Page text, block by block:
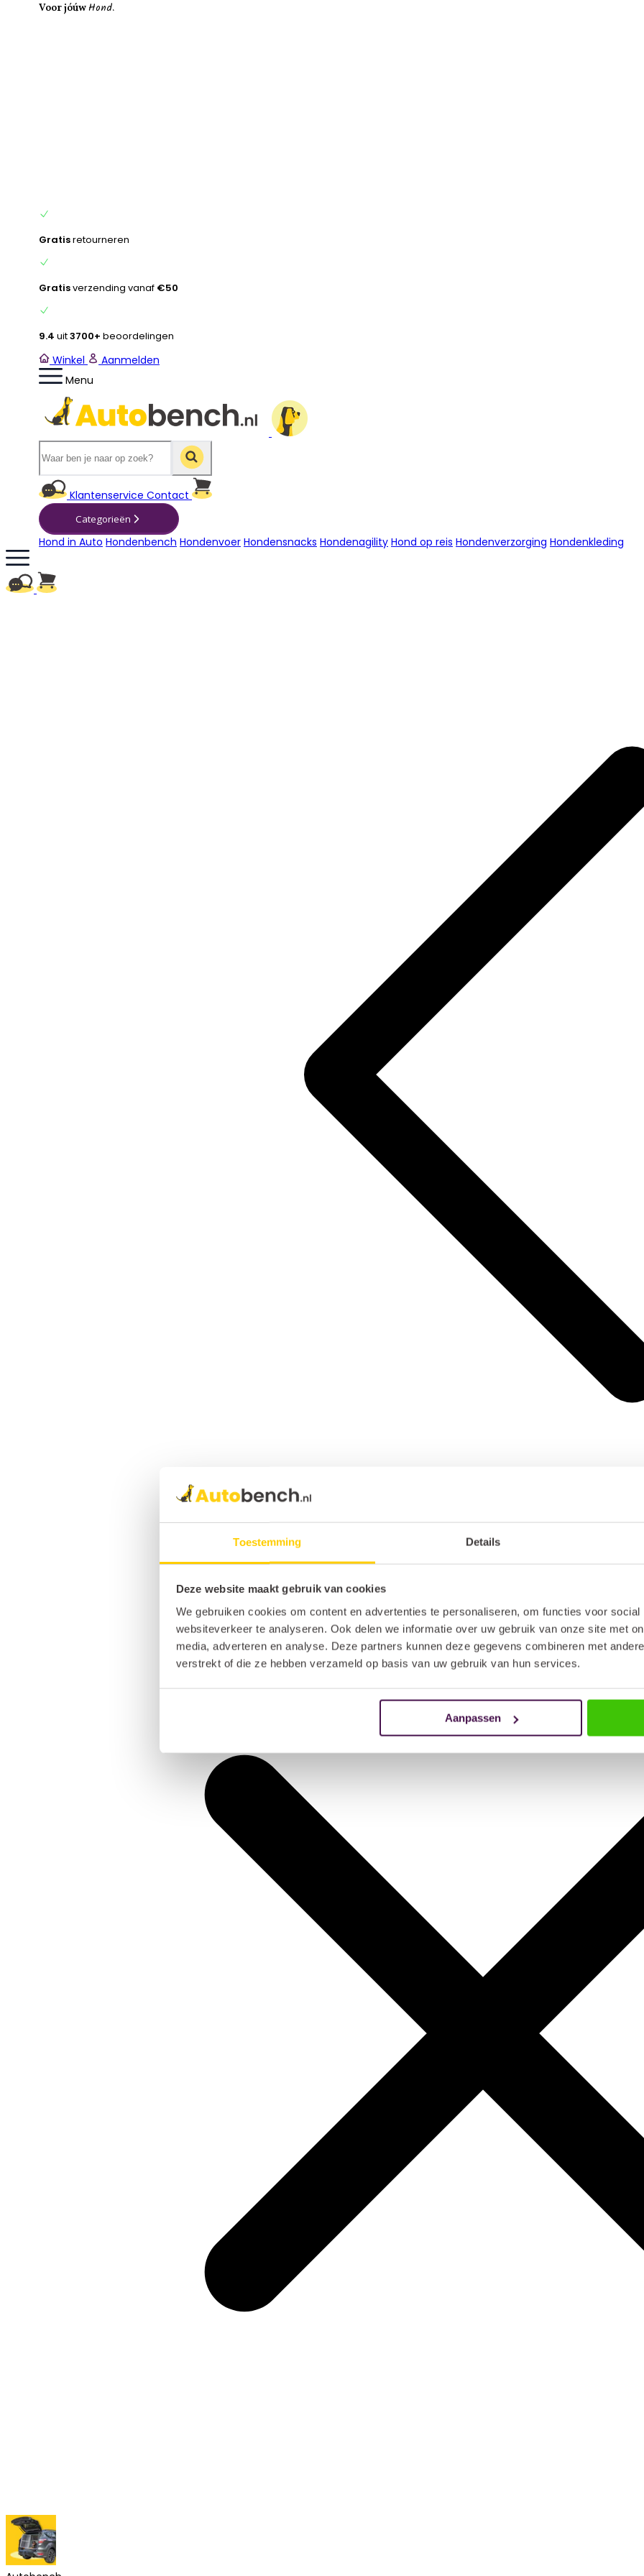
Toestemming Details
Deze website maakt gebruik van cookies
We gebruiken cookies om content en advertenties te personaliseren, om functies voor
websiteverkeer te analyseren. Ook delen we informatie over uw gebruik van onze site met
media, adverteren en analyse. Deze partners kunnen deze gegevens combineren met
verstrekt of die ze hebben verzameld op basis van uw gebruik van hun services.
Aanpassen
Voor jóúwHond.
Gratisretourneren
Gratisverzending vanaf €50
9.4 uit3700+ beoordelingen
Winkel
Aanmelden
Menu
Klantenservice Contact
Categorieën
Hond in Auto Hondenbench Hondenvoer Hondensnacks Hondenagility Hond op reis Hondenverzorging Hondenkleding